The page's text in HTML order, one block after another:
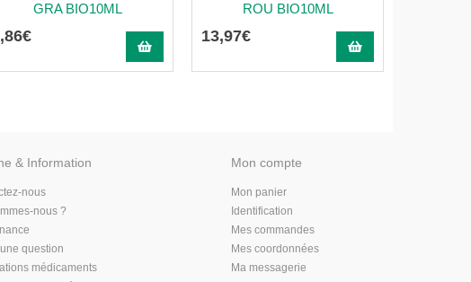
GRA BIO10ML
,86€
ROU BIO10ML
13,97€
& Information
nous
nous ?
question
médicaments
Mon compte
Mon panier
Identification
Mes commandes
Mes coordonnées
Ma messagerie